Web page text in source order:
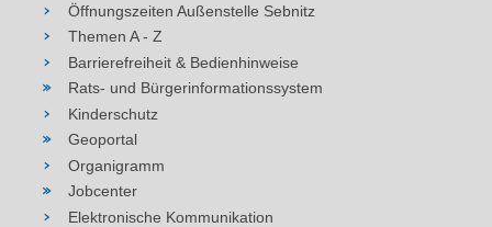
Öffnungszeiten Außenstelle Sebnitz
Themen A - Z
Barrierefreiheit & Bedienhinweise
Rats- und Bürgerinformationssystem
Kinderschutz
Geoportal
Organigramm
Jobcenter
Elektronische Kommunikation